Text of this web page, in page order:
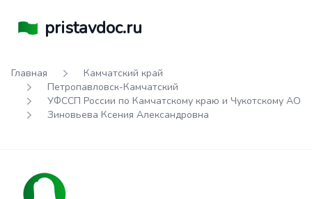
pristavdoc.ru
Главная
Камчатский край
Петропавловск-Камчатский
УФССП России по Камчатскому краю и Чукотскому АО
Зиновьева Ксения Александровна